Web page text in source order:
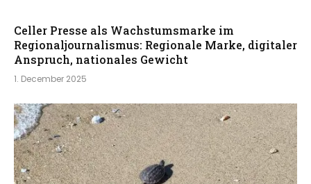
Celler Presse als Wachstumsmarke im
Regionaljournalismus: Regionale Marke, digitaler
Anspruch, nationales Gewicht
1. December 2025